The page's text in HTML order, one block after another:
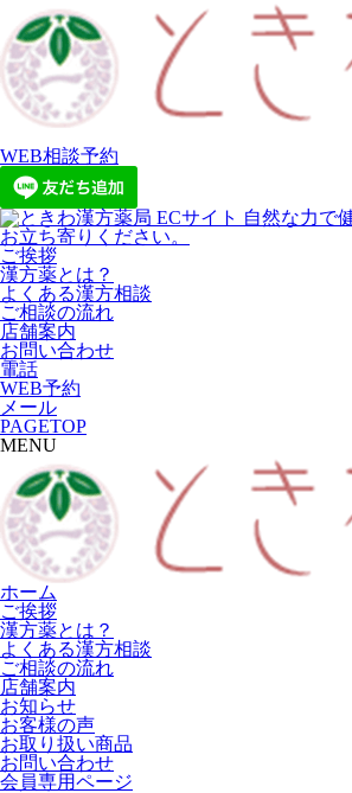
WEB相談予約
ご挨拶
漢方薬とは？
よくある漢方相談
ご相談の流れ
店舗案内
お問い合わせ
電話
WEB予約
メール
PAGETOP
MENU
ホーム
ご挨拶
漢方薬とは？
よくある漢方相談
ご相談の流れ
店舗案内
お知らせ
お客様の声
お取り扱い商品
お問い合わせ
会員専用ページ